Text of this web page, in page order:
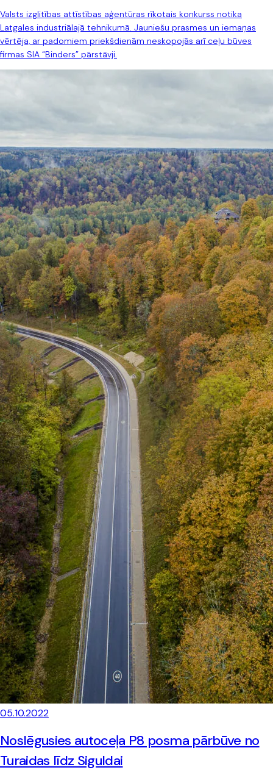
Valsts izglitības attīstības aģentūras rīkotais konkurss notika
Latgales industriālajā tehnikumā. Jauniešu prasmes un iemaņas
vērtēja, ar padomiem priekšdienām neskopojās arī ceļu būves
firmas SIA “Binders” pārstāvji.
05.10.2022
Noslēgusies autoceļa P8 posma pārbūve no
Turaidas līdz Siguldai